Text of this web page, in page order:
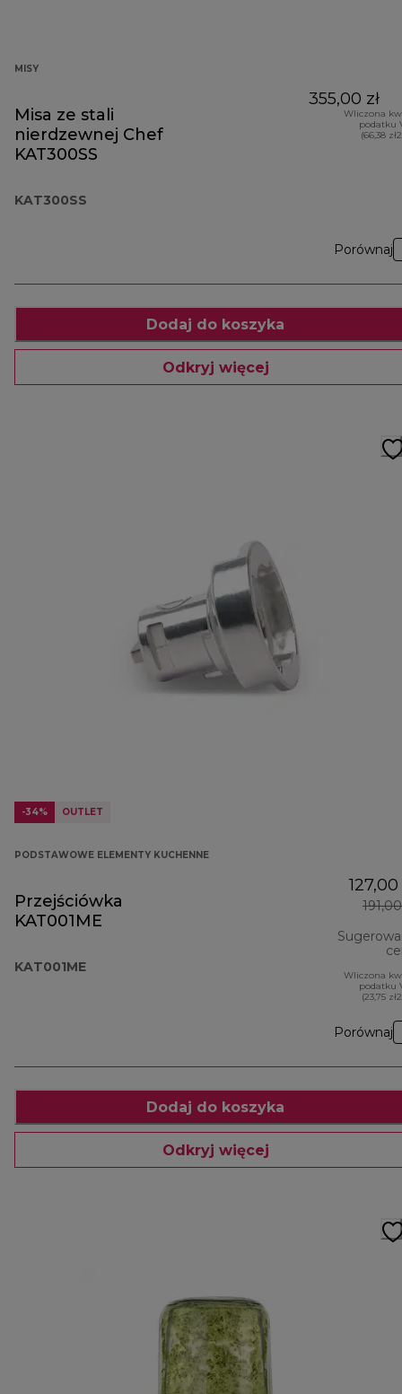
MISY
Misa ze stali
nierdzewnej Chef
KAT300SS
KAT300SS
355,00 zł
Wliczona
podatku
(66,38
Porównaj
Dodaj do koszyka
Odkryj więcej
-34% OUTLET
PODSTAWOWE ELEMENTY KUCHENNE
Przejściówka
KAT001ME
KAT001ME
127,00
Wliczona
podatku
(23,75
Porównaj
Dodaj do koszyka
Odkryj więcej